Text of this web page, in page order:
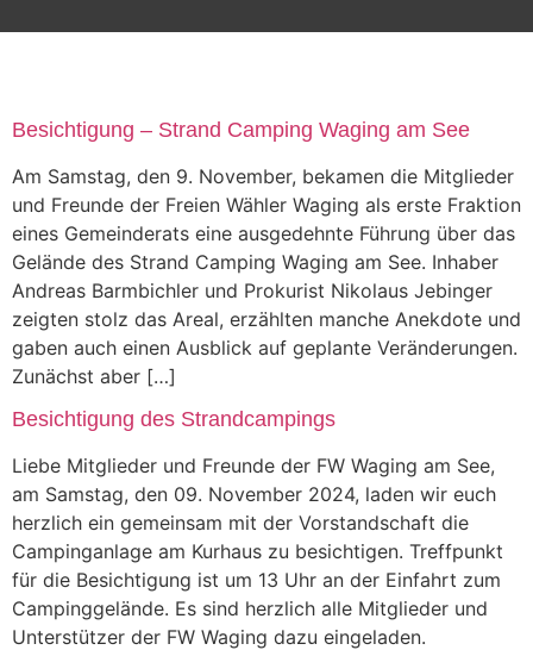
Besichtigung – Strand Camping Waging am See
Am Samstag, den 9. November, bekamen die Mitglieder
und Freunde der Freien Wähler Waging als erste Fraktion
eines Gemeinderats eine ausgedehnte Führung über das
Gelände des Strand Camping Waging am See. Inhaber
Andreas Barmbichler und Prokurist Nikolaus Jebinger
zeigten stolz das Areal, erzählten manche Anekdote und
gaben auch einen Ausblick auf geplante Veränderungen.
Zunächst aber […]
Besichtigung des Strandcampings
Liebe Mitglieder und Freunde der FW Waging am See,
am Samstag, den 09. November 2024, laden wir euch
herzlich ein gemeinsam mit der Vorstandschaft die
Campinganlage am Kurhaus zu besichtigen. Treffpunkt
für die Besichtigung ist um 13 Uhr an der Einfahrt zum
Campinggelände. Es sind herzlich alle Mitglieder und
Unterstützer der FW Waging dazu eingeladen.